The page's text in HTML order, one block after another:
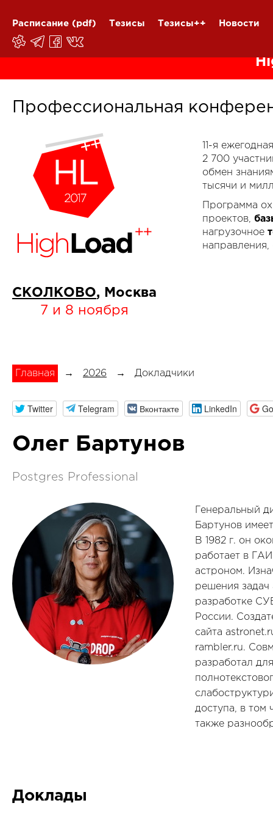
Расписание (pdf) Тезисы Тезисы++ Новости
Профессиональная
СКОЛКОВО, Москва
7 и 8 ноября
11-я
2 700
обмен
тысячи и
Программа
проектов,
нагрузочное
Главная → 2026 → Докладчики
Twitter Telegram Вконтакте LinkedIn
Олег Бартунов
Postgres Professional
Генеральный
Бартунов
В 1982 г. он
работает в
астроном.
решения задач
разработке
России.
сайта
rambler.ru.
разработал
доступа, в том
также
Доклады